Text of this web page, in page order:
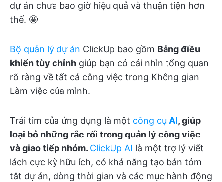
dự án chưa bao giờ hiệu quả và thuận tiện hơn
thế. 🤩
Bộ quản lý dự án ClickUp bao gồm Bảng điều
khiển tùy chỉnh giúp bạn có cái nhìn tổng quan
rõ ràng về tất cả công việc trong Không gian
Làm việc của mình.
Trái tim của ứng dụng là một công cụ AI, giúp
loại bỏ những rắc rối trong quản lý công việc
và giao tiếp nhóm. ClickUp AI là một trợ lý viết
lách cực kỳ hữu ích, có khả năng tạo bản tóm
tắt dự án, dòng thời gian và các mục hành động